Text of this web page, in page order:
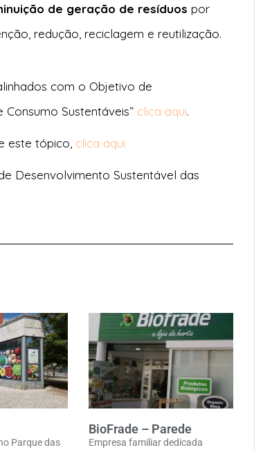
de geração de resíduos por
redução, reciclagem e reutilização.
com o Objetivo de
Sustentáveis” clica aqui.
este tópico, clica aqui
Desenvolvimento Sustentável das
Parque das
BioFrade – Parede
Empresa familiar dedicada